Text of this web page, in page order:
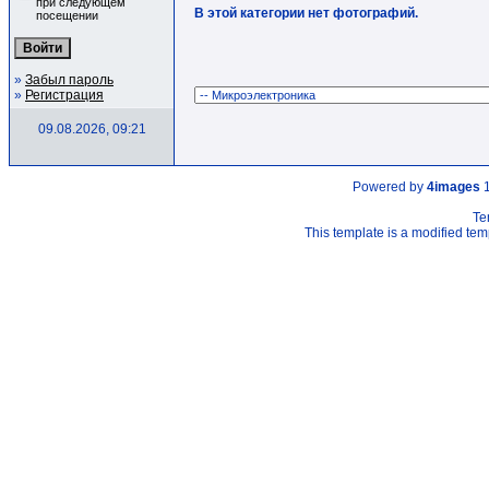
посещении
» Забыл пароль
» Регистрация
09.08.2026, 09:21
В этой категории нет фотографий.
Powered by 4images
This template is a modified